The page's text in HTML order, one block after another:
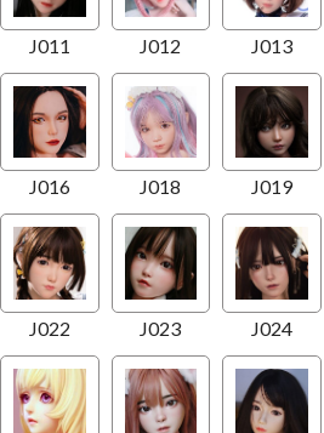
J011 J012 J013
J016 J018 J019
J022 J023 J024